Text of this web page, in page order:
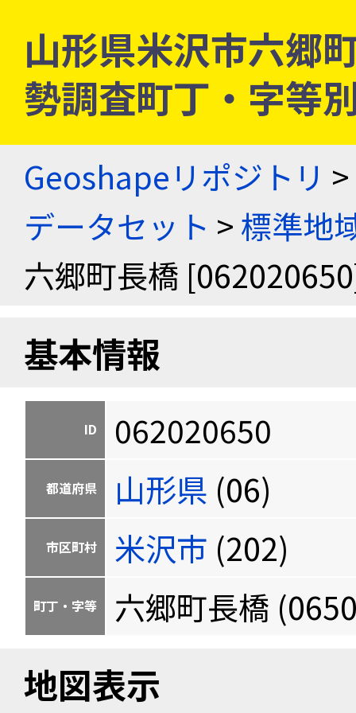
山形県米沢市六郷
勢調査町丁・字等
Geoshapeリポジトリ >
データセット >標準地
六郷町長橋
基本情報
ID 062020650
都道府県 山形県 (06)
市区町村 米沢市 (202)
町丁・字等 六郷町長橋
地図表示